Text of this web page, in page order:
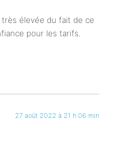
élevée du fait de ce
pour les tarifs.
27 août 2022 à 21 h 06 min